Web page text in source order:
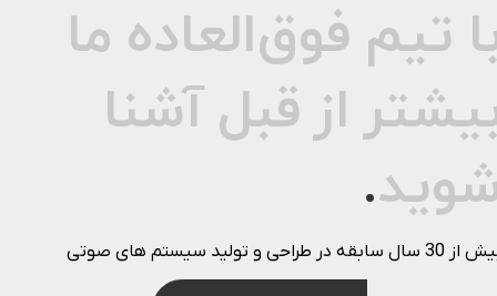
سال سابقه در طراحی و تولید سیستم های صوتی
تیم‌ فوق‌العاده ما
از قبل آشنا
.